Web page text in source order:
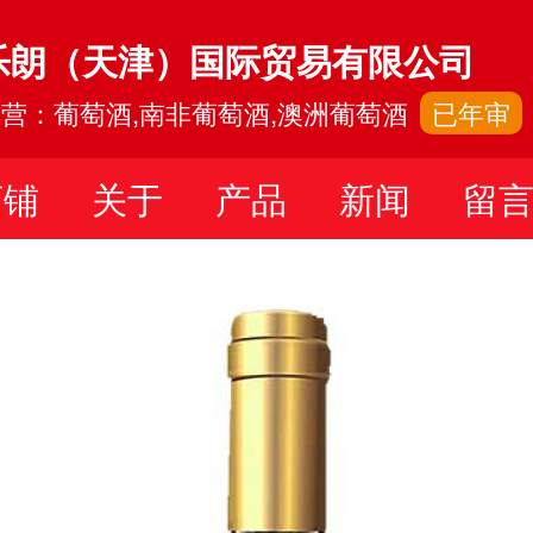
朗（天津）国际贸易有限公司
：葡萄酒,南非葡萄酒,澳洲葡萄酒 已年审
关于 产品 新闻 留言